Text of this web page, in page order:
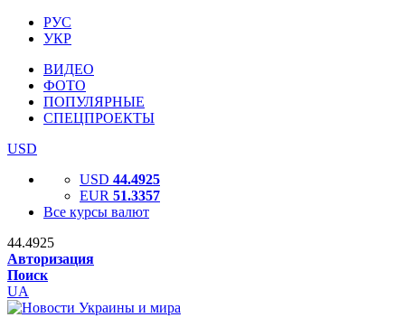
РУС
УКР
ВИДЕО
ФОТО
ПОПУЛЯРНЫЕ
СПЕЦПРОЕКТЫ
USD
USD 44.4925
EUR 51.3357
Все курсы валют
44.4925
Авторизация
Поиск
UA